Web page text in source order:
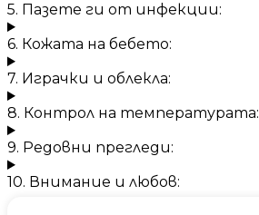
5. Пазете ги от инфекции:
6. Кожата на бебето:
7. Играчки и облекла:
8. Контрол на температурата:
9. Редовни прегледи:
10. Внимание и любов: